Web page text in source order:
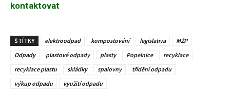
kontaktovat
ŠTÍTKY elektroodpad kompostování legislativa
MŽP
Odpady
plastové odpady plasty Popelnice
recyklace
recyklace plastu
skládky spalovny
třídění odpadu
výkup odpadu
využití odpadu